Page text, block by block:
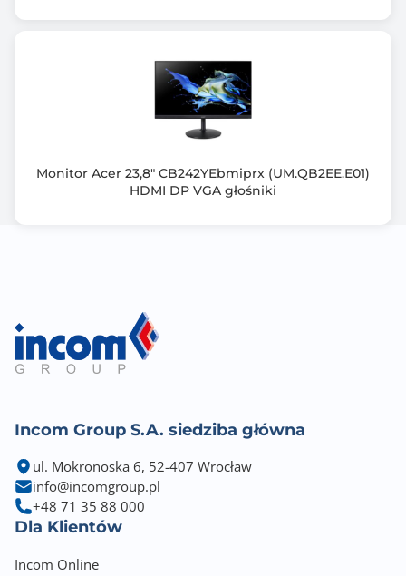
USB 3.0 x 4
Redukcja migotania [FlickerFree/Safe]
Tak
Tak
Ustawienie ekranu w pionie [Pivot]
Tak
Regulacja kąta nachylenia [Tilt]
-5° / +35°
Monitor Acer 23,8" CB242YEbmiprx (UM.QB2EE.E01)
HDMI DP VGA głośniki
Incom Group S.A. siedziba główna
ul. Mokronoska 6, 52-407 Wrocław
info@incomgroup.pl
+48 71 35 88 000
Dla Klientów
Incom Online